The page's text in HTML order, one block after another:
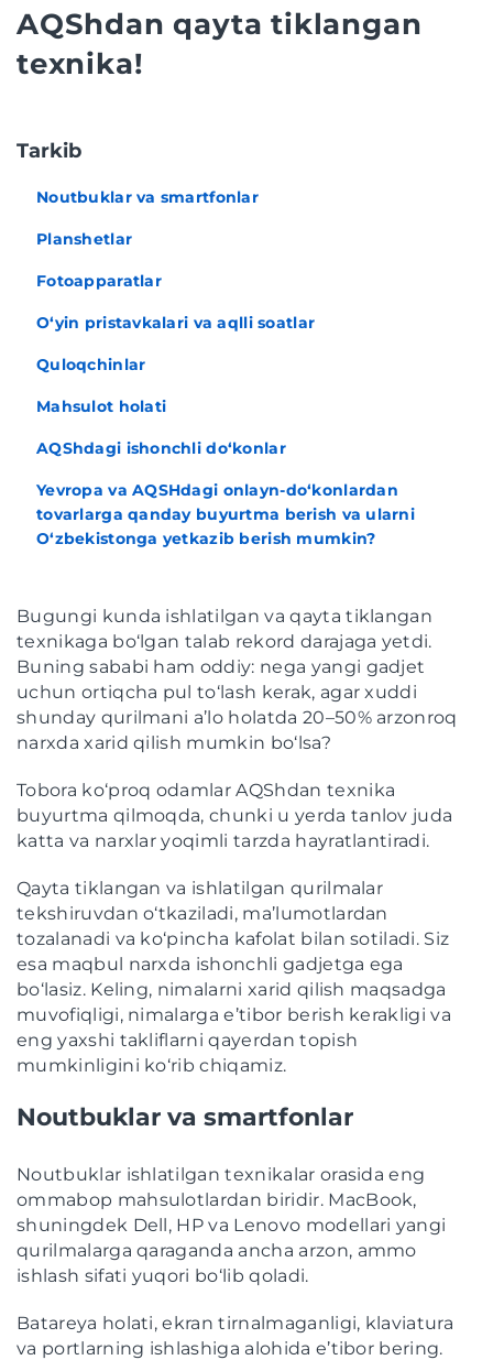
AQShdan qayta tiklangan
texnika!
Tarkib
Noutbuklar va smartfonlar
Planshetlar
Fotoapparatlar
O‘yin pristavkalari va aqlli soatlar
Quloqchinlar
Mahsulot holati
AQShdagi ishonchli do‘konlar
Yevropa va AQSHdagi onlayn-do‘konlardan
tovarlarga qanday buyurtma berish va ularni
O‘zbekistonga yetkazib berish mumkin?
Bugungi kunda ishlatilgan va qayta tiklangan
texnikaga bo‘lgan talab rekord darajaga yetdi.
Buning sababi ham oddiy: nega yangi gadjet
uchun ortiqcha pul to‘lash kerak, agar xuddi
shunday qurilmani a’lo holatda 20–50% arzonroq
narxda xarid qilish mumkin bo‘lsa?
Tobora ko‘proq odamlar AQShdan texnika
buyurtma qilmoqda, chunki u yerda tanlov juda
katta va narxlar yoqimli tarzda hayratlantiradi.
Qayta tiklangan va ishlatilgan qurilmalar
tekshiruvdan o‘tkaziladi, ma’lumotlardan
tozalanadi va ko‘pincha kafolat bilan sotiladi. Siz
esa maqbul narxda ishonchli gadjetga ega
bo‘lasiz. Keling, nimalarni xarid qilish maqsadga
muvofiqligi, nimalarga e’tibor berish kerakligi va
eng yaxshi takliflarni qayerdan topish
mumkinligini ko‘rib chiqamiz.
Noutbuklar va smartfonlar
Noutbuklar ishlatilgan texnikalar orasida eng
ommabop mahsulotlardan biridir. MacBook,
shuningdek Dell, HP va Lenovo modellari yangi
qurilmalarga qaraganda ancha arzon, ammo
ishlash sifati yuqori bo‘lib qoladi.
Batareya holati, ekran tirnalmaganligi, klaviatura
va portlarning ishlashiga alohida e’tibor bering.